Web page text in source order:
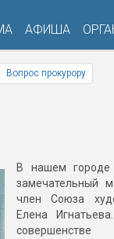
АФИША
Вопрос прокурору
В нашем
замечательный
член Союза
Елена